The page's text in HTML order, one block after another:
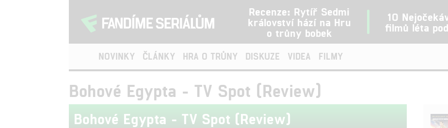
Recenze: Rytíř Sedmi
království hází na Hru
o trůny bobek
10
filmů léta
NOVINKY ČLÁNKY HRA O TRŮNY DISKUZE VIDEA FILMY
Bohové Egypta - TV Spot (Review)
Bohové Egypta - TV Spot (Review)